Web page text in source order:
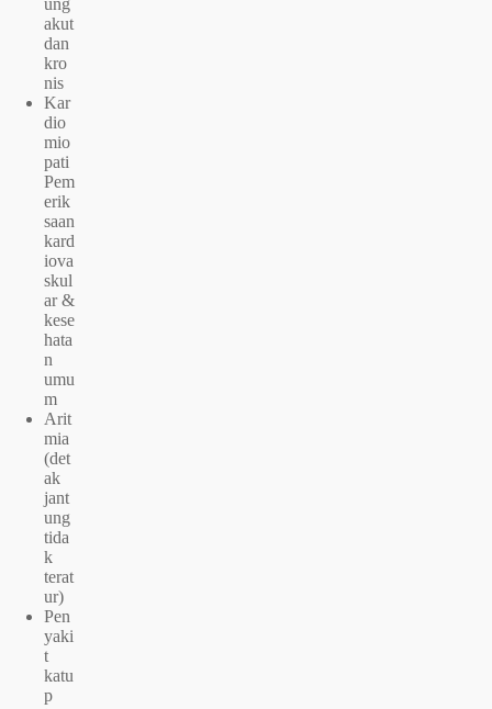
akut
dan
kro
nis
Kar
dio
mio
pati
Pem
erik
saan
kard
iova
skul
ar &
kese
hata
n
umu
m
Arit
mia
(det
ak
jant
ung
tida
k
terat
ur)
Pen
yaki
t
katu
p